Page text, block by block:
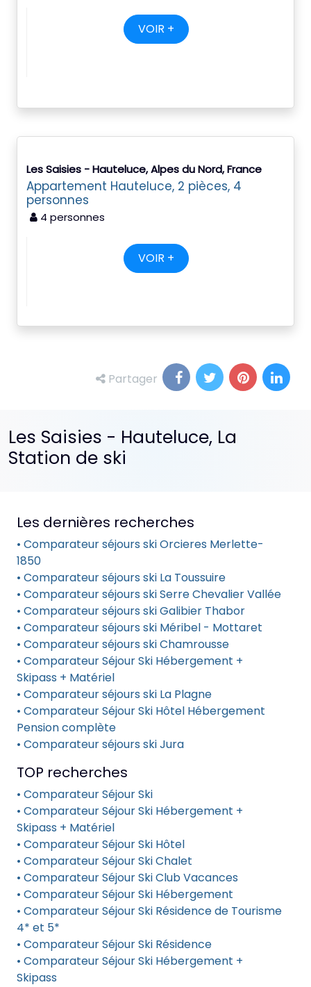
VOIR +
Les Saisies - Hauteluce, Alpes du Nord, France
Appartement Hauteluce, 2 pièces, 4
personnes
4 personnes
VOIR +
Partager
Les Saisies - Hauteluce, La
Station de ski
Les dernières recherches
• Comparateur séjours ski Orcieres Merlette-
1850
• Comparateur séjours ski La Toussuire
• Comparateur séjours ski Serre Chevalier Vallée
• Comparateur séjours ski Galibier Thabor
• Comparateur séjours ski Méribel - Mottaret
• Comparateur séjours ski Chamrousse
• Comparateur Séjour Ski Hébergement +
Skipass + Matériel
• Comparateur séjours ski La Plagne
• Comparateur Séjour Ski Hôtel Hébergement
Pension complète
• Comparateur séjours ski Jura
TOP recherches
• Comparateur Séjour Ski
• Comparateur Séjour Ski Hébergement +
Skipass + Matériel
• Comparateur Séjour Ski Hôtel
• Comparateur Séjour Ski Chalet
• Comparateur Séjour Ski Club Vacances
• Comparateur Séjour Ski Hébergement
• Comparateur Séjour Ski Résidence de Tourisme
4* et 5*
• Comparateur Séjour Ski Résidence
• Comparateur Séjour Ski Hébergement +
Skipass